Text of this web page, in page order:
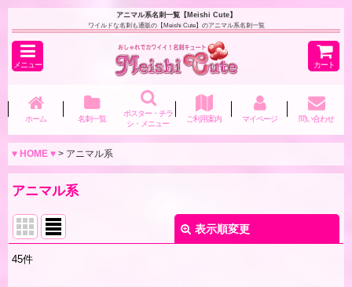
アニマル系名刺一覧【Meishi Cute】
ワイルドな名刺も通販の【Meishi Cute】のアニマル系名刺一覧
メニュー カート
ホーム 名刺一覧
ポスター・チラ
シ・メニュー
ご利用案内 マイページ 問い合わせ
♥ HOME ♥ > アニマル系
アニマル系
表示順変更
45件